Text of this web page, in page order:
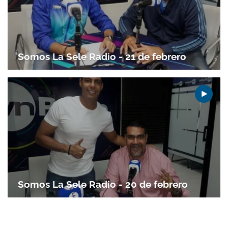
Gracias por suscribirte a nuestro boletín.
ACEPTAR
Somos La Sele Radio - 21 de febrero
Somos La Sele Radio - 20 de febrero